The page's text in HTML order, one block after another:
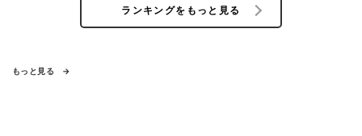
ランキングをもっと見る
もっと見る